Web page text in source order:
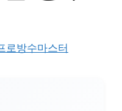
로방수마스터